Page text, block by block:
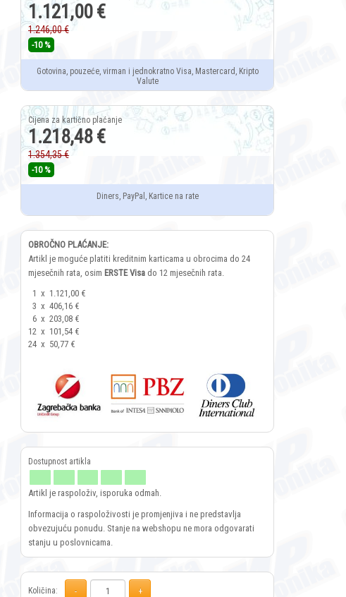
1.121,00 €
1.246,00 €
-10 %
Gotovina, pouzeće, virman i jednokratno Visa, Mastercard, Kripto
Valute
1.218,48 €
1.354,35 €
-10 %
Diners, PayPal, Kartice na rate
OBROČNO PLAĆANJE:
Artikl je moguće platiti kreditnim karticama u obrocima do 24
mjesečnih rata, osim ERSTE Visa do 12 mjesečnih rata.
1 x 1.121,00 €
3 x 406,16 €
6 x 203,08 €
12 x 101,54 €
24 x 50,77 €
Artikl je raspoloživ, isporuka odmah.
Informacija o raspoloživosti je promjenjiva i ne predstavlja
obvezujuću ponudu. Stanje na webshopu ne mora odgovarati
stanju u poslovnicama.
Količina: